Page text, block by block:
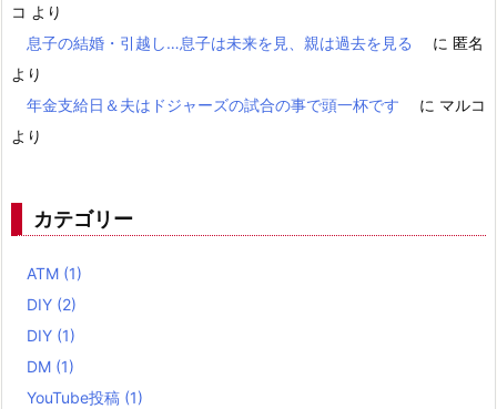
コ より
息子の結婚・引越し…息子は未来を見、親は過去を見る
に 匿名
より
年金支給日＆夫はドジャーズの試合の事で頭一杯です
に マルコ
より
カテゴリー
ATM (1)
DIY (2)
DIY (1)
DM (1)
YouTube投稿 (1)